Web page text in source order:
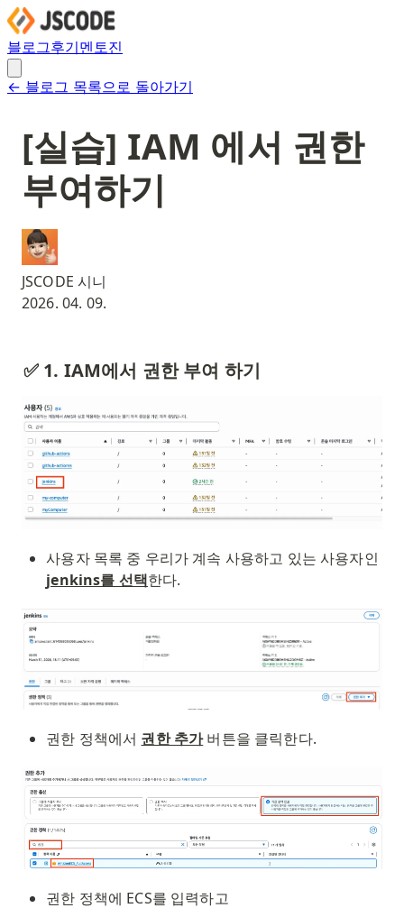
블로그후기멘토진
← 블로그 목록으로 돌아가기
[실습] IAM 에서 권한
부여하기
JSCODE 시니
2026. 04. 09.
✅ 1. IAM에서 권한 부여 하기
jenkins를 선택한다.
권한 정책에서 권한 추가 버튼을 클릭한다.